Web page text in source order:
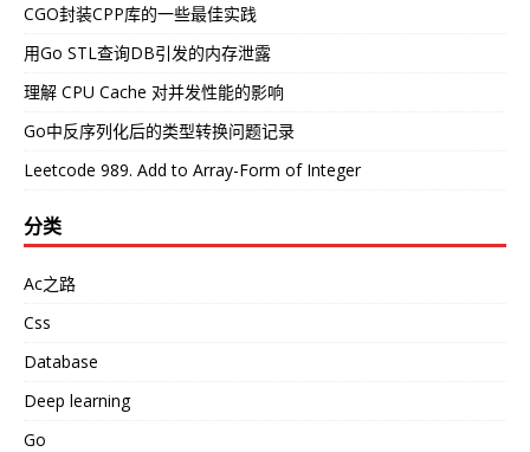
CGO封装CPP库的一些最佳实践
用Go STL查询DB引发的内存泄露
理解 CPU Cache 对并发性能的影响
Go中反序列化后的类型转换问题记录
Leetcode 989. Add to Array-Form of Integer
分类
Ac之路
Css
Database
Deep learning
Go